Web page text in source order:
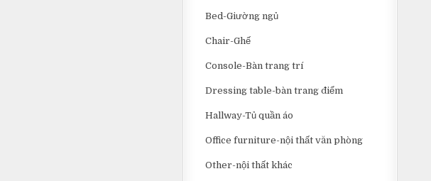
Bed-Giường ngủ
Chair-Ghế
Console-Bàn trang trí
Dressing table-bàn trang điểm
Hallway-Tủ quần áo
Office furniture-nội thất văn phòng
Other-nội thất khác